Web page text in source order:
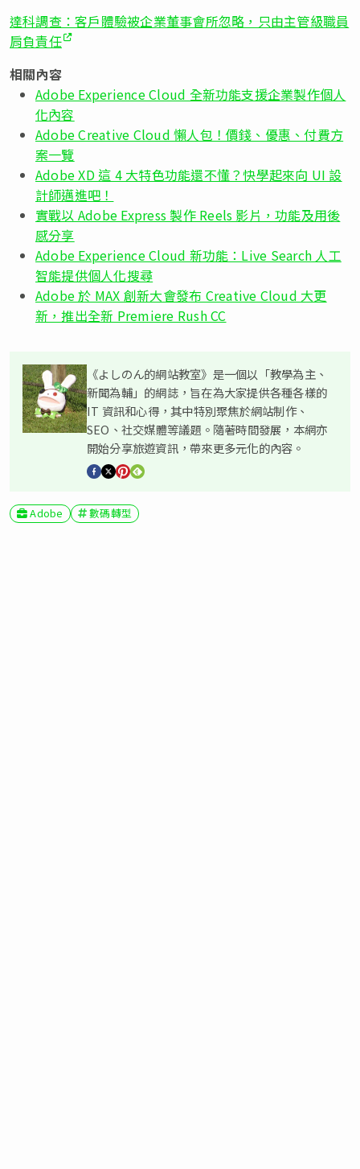
達科調查：客戶體驗被企業董事會所忽略，只由主管級職員
肩負責任
相關內容
Adobe Experience Cloud 全新功能支援企業製作個人
化內容
Adobe Creative Cloud 懶人包！價錢、優惠、付費方
案一覽
Adobe XD 這 4 大特色功能還不懂？快學起來向 UI 設
計師邁進吧！
實戰以 Adobe Express 製作 Reels 影片，功能及用後
感分享
Adobe Experience Cloud 新功能：Live Search 人工
智能提供個人化搜尋
Adobe 於 MAX 創新大會發布 Creative Cloud 大更
新，推出全新 Premiere Rush CC
《よしのん的網站教室》是一個以「教學為主、
新聞為輔」的網誌，旨在為大家提供各種各樣的
IT 資訊和心得，其中特別聚焦於網站制作、
SEO、社交媒體等議題。隨著時間發展，本網亦
開始分享旅遊資訊，帶來更多元化的內容。
Adobe 數碼轉型